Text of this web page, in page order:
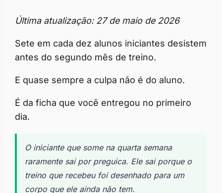
Última atualização: 27 de maio de 2026
Sete em cada dez alunos iniciantes desistem
antes do segundo mês de treino.
E quase sempre a culpa não é do aluno.
É da ficha que você entregou no primeiro
dia.
O iniciante que some na quarta semana
raramente sai por preguica. Ele sai porque o
treino que recebeu foi desenhado para um
corpo que ele ainda não tem.